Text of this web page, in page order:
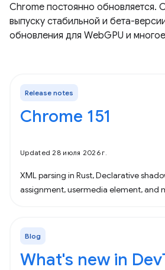
Chrome постоянно обновляется.
выпуску стабильной и бета-
обновления для WebGPU и
Release notes
Chrome 151
Updated 28 июля 2026 г.
XML parsing in Rust, Declarative
assignment, usermedia element, and
Blog
What's new in